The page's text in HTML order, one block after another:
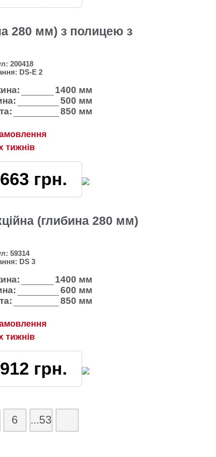
280 мм) з полицею з
200418
DS-E 2
1400 мм
500 мм
850 мм
тижнів
грн.
(глибина 280 мм)
59314
DS 3
1400 мм
600 мм
850 мм
тижнів
грн.
6 ...53